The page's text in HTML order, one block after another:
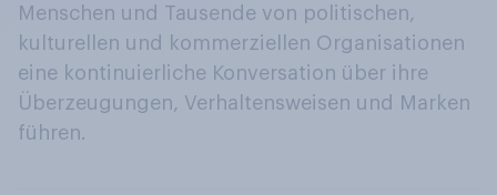
Menschen und Tausende von politischen,
kulturellen und kommerziellen Organisationen
eine kontinuierliche Konversation über ihre
Überzeugungen, Verhaltensweisen und Marken
führen.